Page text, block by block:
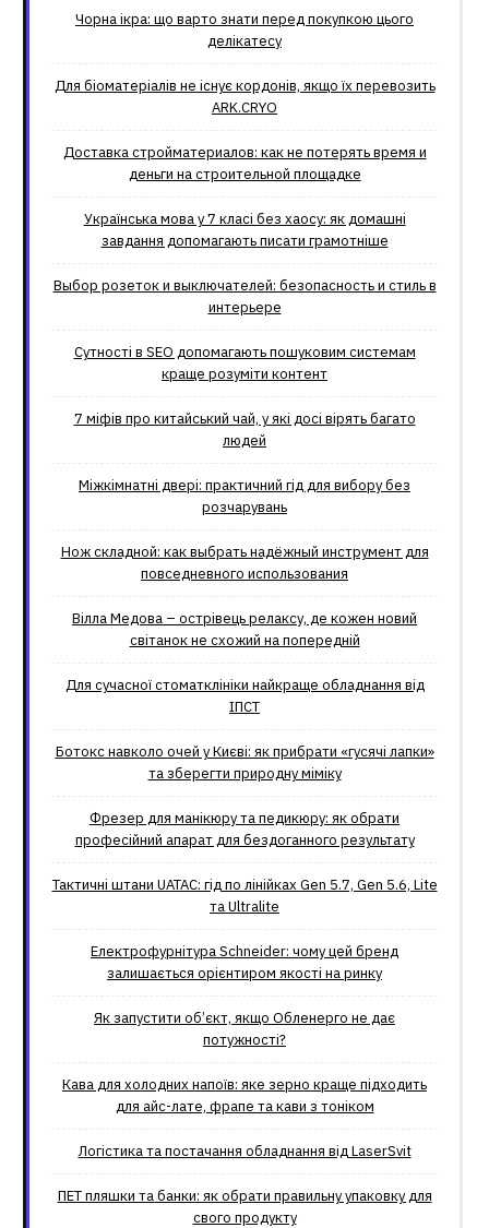
Чорна ікра: що варто знати перед покупкою цього
делікатесу
Для біоматеріалів не існує кордонів, якщо їх перевозить
ARK.CRYO
Доставка стройматериалов: как не потерять время и
деньги на строительной площадке
Українська мова у 7 класі без хаосу: як домашні
завдання допомагають писати грамотніше
Выбор розеток и выключателей: безопасность и стиль в
интерьере
Сутності в SEO допомагають пошуковим системам
краще розуміти контент
7 міфів про китайський чай, у які досі вірять багато
людей
Міжкімнатні двері: практичний гід для вибору без
розчарувань
Нож складной: как выбрать надёжный инструмент для
повседневного использования
Вілла Медова – острівець релаксу, де кожен новий
світанок не схожий на попередній
Для сучасної стоматклініки найкраще обладнання від
ІПСТ
Ботокс навколо очей у Києві: як прибрати «гусячі лапки»
та зберегти природну міміку
Фрезер для манікюру та педикюру: як обрати
професійний апарат для бездоганного результату
Тактичні штани UATAC: гід по лінійках Gen 5.7, Gen 5.6, Lite
та Ultralite
Електрофурнітура Schneider: чому цей бренд
залишається орієнтиром якості на ринку
Як запустити об’єкт, якщо Обленерго не дає
потужності?
Кава для холодних напоїв: яке зерно краще підходить
для айс-лате, фрапе та кави з тоніком
Логістика та постачання обладнання від LaserSvit
ПЕТ пляшки та банки: як обрати правильну упаковку для
свого продукту